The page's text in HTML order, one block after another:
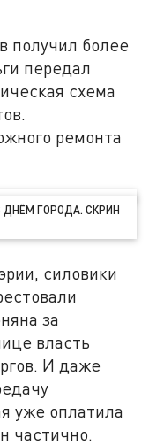
получил более
передал
схема
ремонта
ГОРОДА. СКРИН
силовики
за
власть
И даже
уже оплатила
частично.